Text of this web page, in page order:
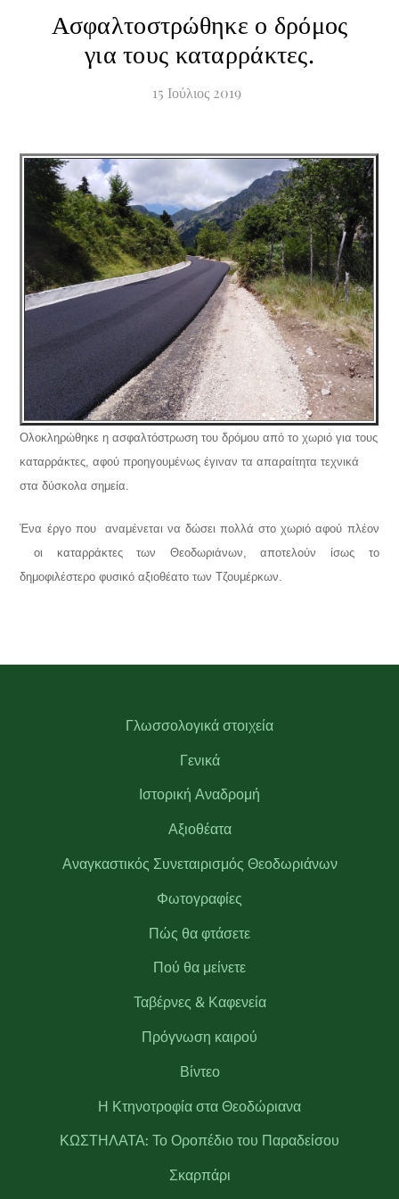
Ασφαλτοστρώθηκε ο δρόμος
για τους καταρράκτες.
15 Ιούλιος 2019
Ολοκληρώθηκε η ασφαλτόστρωση του δρόμου από το χωριό για τους
καταρράκτες, αφού προηγουμένως έγιναν τα απαραίτητα τεχνικά
στα δύσκολα σημεία.
Ένα έργο που αναμένεται να δώσει πολλά στο χωριό αφού πλέον
οι καταρράκτες των Θεοδωριάνων, αποτελούν ίσως το
δημοφιλέστερο φυσικό αξιοθέατο των Τζουμέρκων.
Γλωσσολογικά στοιχεία
Γενικά
Ιστορική Αναδρομή
Αξιοθέατα
Αναγκαστικός Συνεταιρισμός Θεοδωριάνων
Φωτογραφίες
Πώς θα φτάσετε
Πού θα μείνετε
Ταβέρνες & Καφενεία
Πρόγνωση καιρού
Βίντεο
Η Κτηνοτροφία στα Θεοδώριανα
ΚΩΣΤΗΛΑΤΑ: Το Οροπέδιο του Παραδείσου
Σκαρπάρι